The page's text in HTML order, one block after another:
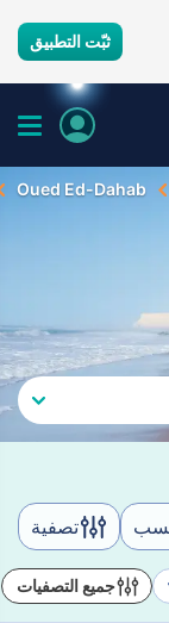
ثبّت التطبيق
Oued Ed-Dahab
تصفية
جميع التصفيات